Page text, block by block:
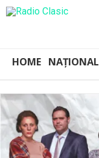
HOME NAȚIONAL